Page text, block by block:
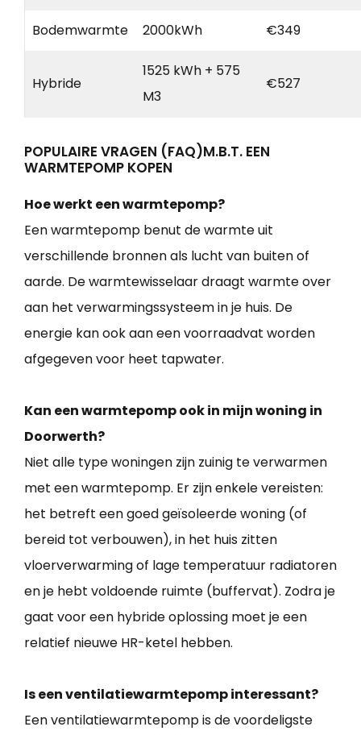
Bodemwarmte 2000kWh €349
Hybride
1525 kWh + 575
M3
€527
POPULAIRE VRAGEN (FAQ)M.B.T. EEN
WARMTEPOMP KOPEN
Hoe werkt een warmtepomp?
Een warmtepomp benut de warmte uit
verschillende bronnen als lucht van buiten of
aarde. De warmtewisselaar draagt warmte over
aan het verwarmingssysteem in je huis. De
energie kan ook aan een voorraadvat worden
afgegeven voor heet tapwater.
Kan een warmtepomp ook in mijn woning in
Doorwerth?
Niet alle type woningen zijn zuinig te verwarmen
met een warmtepomp. Er zijn enkele vereisten:
het betreft een goed geïsoleerde woning (of
bereid tot verbouwen), in het huis zitten
vloerverwarming of lage temperatuur radiatoren
en je hebt voldoende ruimte (buffervat). Zodra je
gaat voor een hybride oplossing moet je een
relatief nieuwe HR-ketel hebben.
Is een ventilatiewarmtepomp interessant?
Een ventilatiewarmtepomp is de voordeligste